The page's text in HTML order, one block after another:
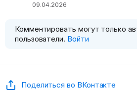
09.04.2026
Комментировать могут только
пользователи. Войти
Поделиться во ВКонтакте